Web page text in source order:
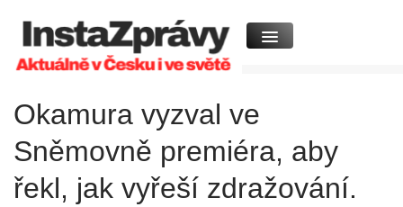
Okamura vyzval ve
Sněmovně premiéra, aby
řekl, jak vyřeší zdražování.